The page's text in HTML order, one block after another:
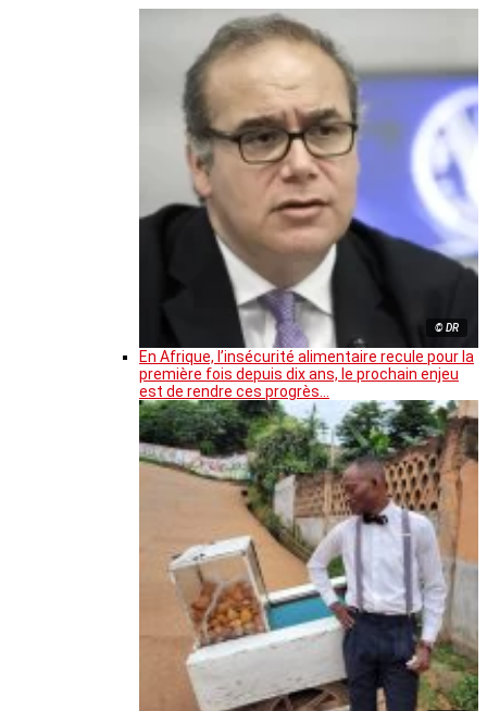
© DR
En Afrique, l’insécurité alimentaire recule pour la
première fois depuis dix ans, le prochain enjeu
est de rendre ces progrès…